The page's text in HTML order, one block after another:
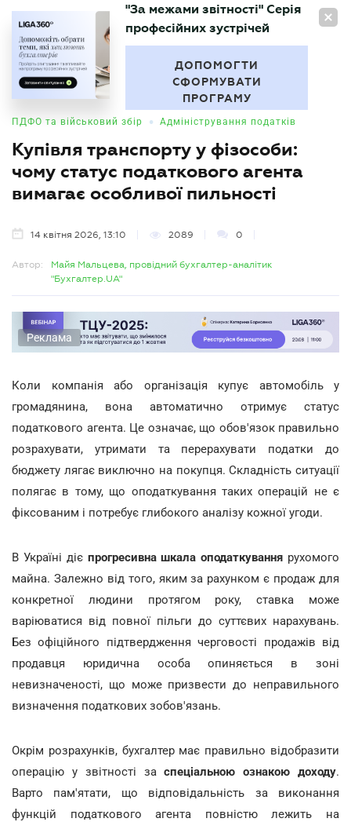
UA
БУХГАЛТЕР
"За межами звітності" Серія
професійних зустрічей
ДОПОМОГТИ
СФОРМУВАТИ
ПРОГРАМУ
ПДФО та військовий збір • Адміністрування податків
Купівля транспорту у фізособи:
чому статус податкового агента
вимагає особливої пильності
14 квітня 2026, 13:10 2089 0
Автор:
Майя Мальцева, провідний бухгалтер-аналітик
"Бухгалтер.UA"
Реклама
Коли компанія або організація купує автомобіль у
громадянина, вона автоматично отримує статус
податкового агента. Це означає, що обов'язок правильно
розрахувати, утримати та перерахувати податки до
бюджету лягає виключно на покупця. Складність ситуації
полягає в тому, що оподаткування таких операцій не є
фіксованим і потребує глибокого аналізу кожної угоди.
В Україні діє прогресивна шкала оподаткування рухомого
майна. Залежно від того, яким за рахунком є продаж для
конкретної людини протягом року, ставка може
варіюватися від повної пільги до суттєвих нарахувань.
Без офіційного підтвердження черговості продажів від
продавця юридична особа опиняється в зоні
невизначеності, що може призвести до неправильного
визначення податкових зобов'язань.
Окрім розрахунків, бухгалтер має правильно відобразити
операцію у звітності заспеціальною ознакою доходу.
Варто пам'ятати, що відповідальність за виконання
функцій податкового агента повністю лежить на